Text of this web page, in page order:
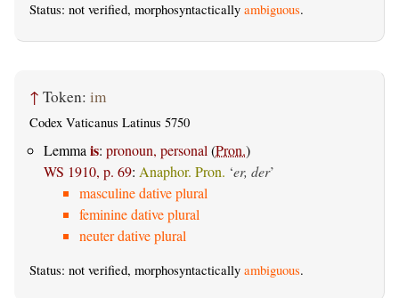
Status: not verified, morphosyntactically ambiguous.
↑ Token: im
Codex Vaticanus Latinus 5750
Lemma is: pronoun, personal (Pron.)
WS 1910, p. 69: Anaphor. Pron. ‘er, der’
masculine dative plural
feminine dative plural
neuter dative plural
Status: not verified, morphosyntactically ambiguous.